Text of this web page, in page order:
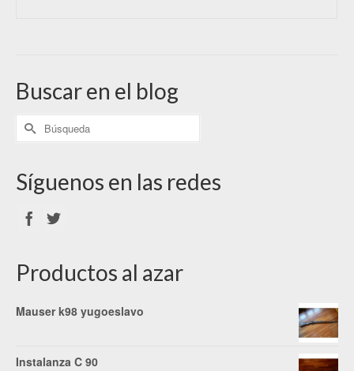
Buscar en el blog
Síguenos en las redes
Productos al azar
Mauser k98 yugoeslavo
Instalanza C 90